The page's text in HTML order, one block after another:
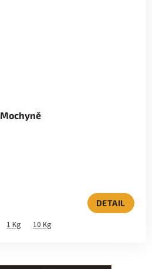
Mochyně
DETAIL
1 Kg 10 Kg